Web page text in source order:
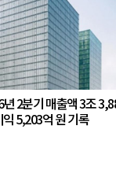
2분기 매출액 3조
5,203억 원 기록